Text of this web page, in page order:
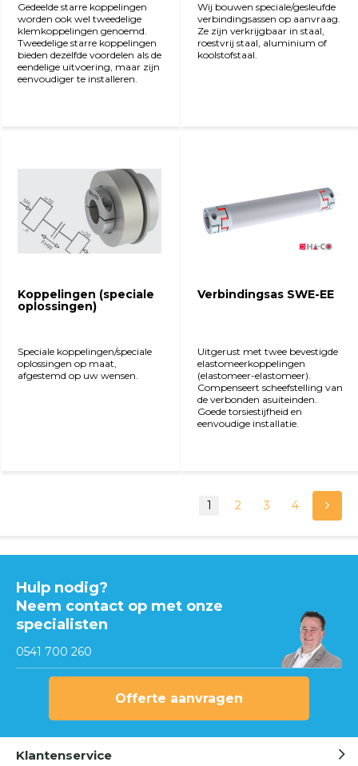
Gedeelde starre koppelingen
worden ook wel tweedelige
klemkoppelingen genoemd.
Tweedelige starre koppelingen
bieden dezelfde voordelen als de
eendelige uitvoering, maar zijn
eenvoudiger te installeren.
Wij bouwen speciale/gesleufde
verbindingsassen op aanvraag.
Ze zijn verkrijgbaar in staal,
roestvrij staal, aluminium of
koolstofstaal.
Koppelingen (speciale
oplossingen)
Speciale koppelingen/speciale
oplossingen op maat,
afgestemd op uw wensen.
Verbindingsas SWE-EE
Uitgerust met twee bevestigde
elastomeerkoppelingen
(elastomeer-elastomeer).
Compenseert scheefstelling van
de verbonden asuiteinden.
Goede torsiestijfheid en
eenvoudige installatie.
1 2 3 4
Hulp nodig?
Neem contact op met onze
specialisten
0541 700 260
Offerte aanvragen
Klantenservice